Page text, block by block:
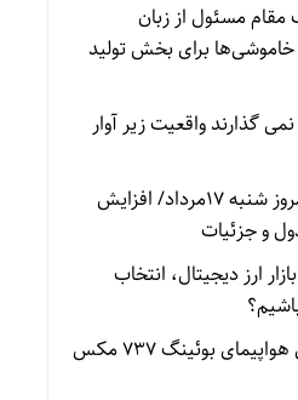
مسئول از زبان
برای بخش تولید
گذارند واقعیت زیر آوار
قیمت طلا و سکه امروز شنبه 17مرداد/ افزایش
و جزئیات
ارز دیجیتال، انتخاب
دستور بازرسی فوری هواپیمای بوئینگ ۷۳۷ مکس